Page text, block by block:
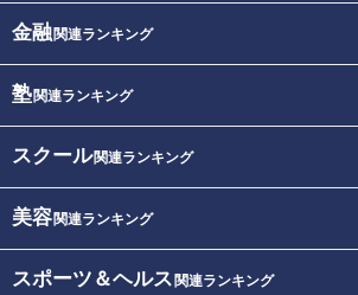
金融関連ランキング
塾関連ランキング
スクール関連ランキング
美容関連ランキング
スポーツ＆ヘルス 関連ランキング